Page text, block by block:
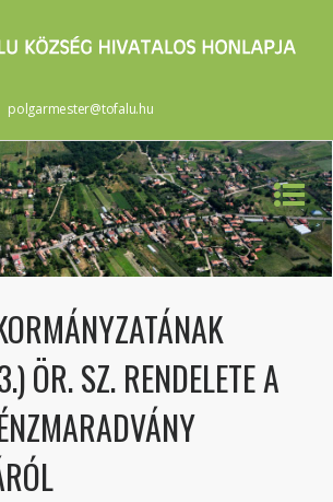
polgarmester@tofalu.hu
ÖR. SZ. RENDELETE A